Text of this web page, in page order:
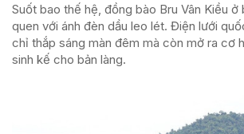
Suốt bao thế hệ, đồng bào Bru Vân Kiều ở
quen với ánh đèn dầu leo lét. Điện lưới
chỉ thắp sáng màn đêm mà còn mở ra cơ
sinh kế cho bản làng.